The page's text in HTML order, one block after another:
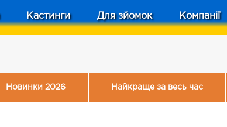
Кастинги Для зйомок Компанії
Новинки 2026 Найкраще за весь час